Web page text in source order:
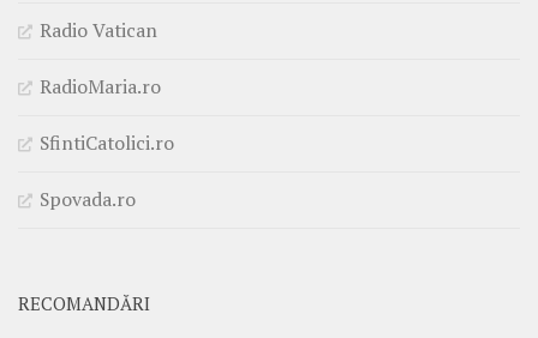
Radio Vatican
RadioMaria.ro
SfintiCatolici.ro
Spovada.ro
RECOMANDĂRI